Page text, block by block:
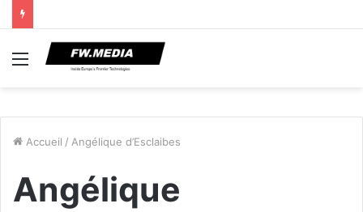
Menu
Accueil / Angélique d’Esclaibes
Angélique